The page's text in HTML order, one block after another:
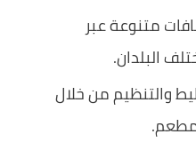
متنوعة عبر
البلدان.
والتنظيم من خلال